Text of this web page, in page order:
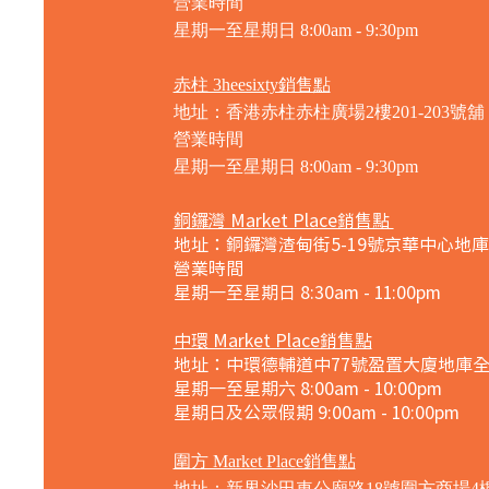
營業時間
星期一至星期日 8:00am - 9:30pm
赤柱 3heesixty銷售點
地址：香港赤柱赤柱廣場2樓201-203號舖
營業時間
星期一至星期日 8:00am - 9:30pm
銅鑼灣 Market Place銷售點
地址：銅鑼灣渣甸街5-19號京華中心地
營業時間
星期一至星期日 8:30am - 11:00pm
中環 Market Place銷售點
地址：中環德輔道中77號盈置大廈地庫
星期一至星期六 8:00am - 10:00pm
星期日及公眾假期 9:00am - 10:00pm
圍方 Market Place銷售點